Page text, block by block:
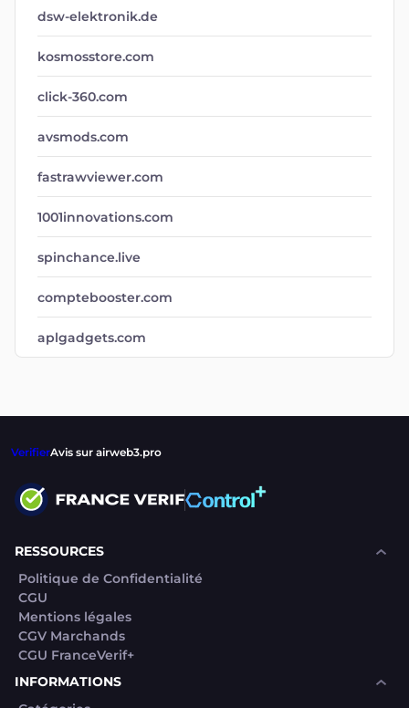
dsw-elektronik.de
kosmosstore.com
click-360.com
avsmods.com
fastrawviewer.com
1001innovations.com
spinchance.live
comptebooster.com
aplgadgets.com
VerifierAvis sur airweb3.pro
RESSOURCES
Politique de Confidentialité
CGU
Mentions légales
CGV Marchands
CGU FranceVerif+
INFORMATIONS